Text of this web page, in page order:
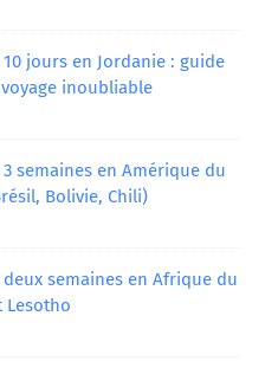
jours en Jordanie : guide
inoubliable
semaines en Amérique du
Bolivie, Chili)
semaines en Afrique du
Lesotho